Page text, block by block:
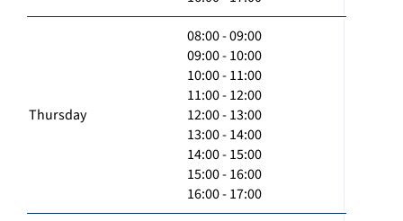
Thursday
08:00 - 09:00
09:00 - 10:00
10:00 - 11:00
11:00 - 12:00
12:00 - 13:00
13:00 - 14:00
14:00 - 15:00
15:00 - 16:00
16:00 - 17:00